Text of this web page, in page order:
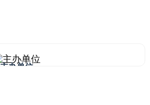
主办单位